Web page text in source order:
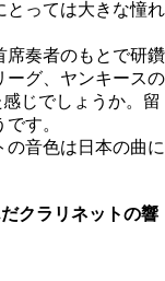
とっては大きな憧れ
席奏者のもとで研鑽
ーグ、ヤンキースの
じでしょうか。留
す。
音色は日本の曲に
クラリネットの響